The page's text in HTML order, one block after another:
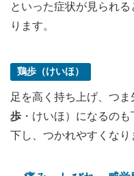
といった症状が見られ
ります。
鶏歩（けいほ）
足を高く持ち上げ、つ
歩 ・けいほ）になるの
下し、つかれやすくなり